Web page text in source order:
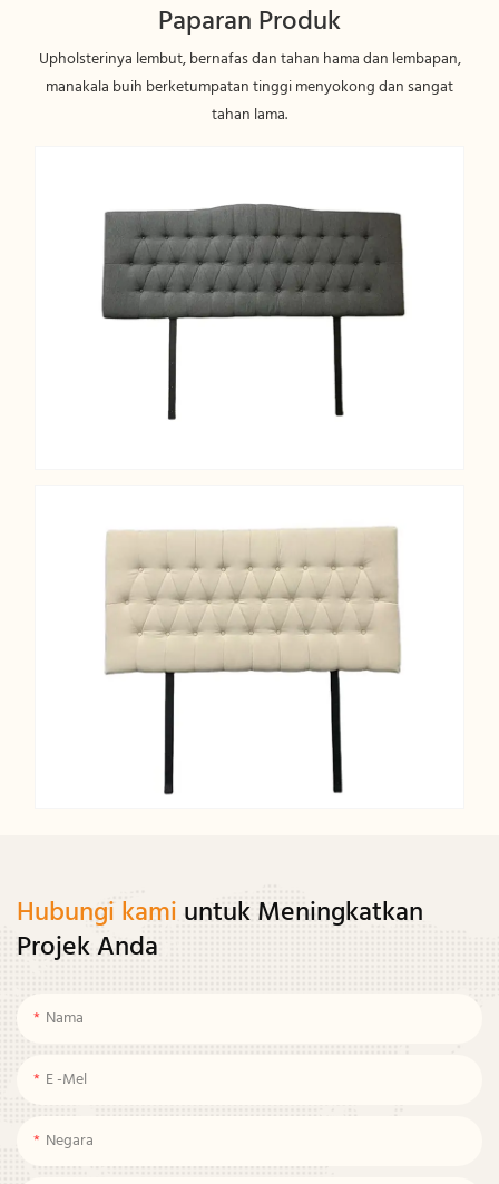
Paparan Produk
Upholsterinya lembut, bernafas dan tahan hama dan lembapan,
manakala buih berketumpatan tinggi menyokong dan sangat
tahan lama.
Hubungi kami untuk Meningkatkan
Projek Anda
Nama
E -mel
Negara